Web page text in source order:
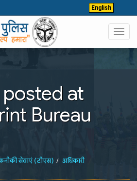
English
at
Bureau
सेवाएं (टीएस)
अधिकारी